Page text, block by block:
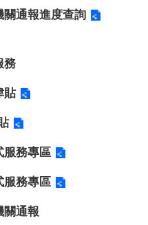
關通報進度查詢
務
貼
服務專區
服務專區
關通報